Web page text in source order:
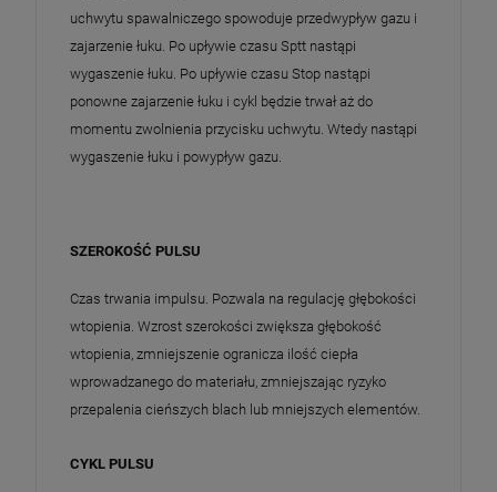
uchwytu spawalniczego spowoduje przedwypływ gazu i
zajarzenie łuku. Po upływie czasu Sptt nastąpi
wygaszenie łuku. Po upływie czasu Stop nastąpi
ponowne zajarzenie łuku i cykl będzie trwał aż do
momentu zwolnienia przycisku uchwytu. Wtedy nastąpi
wygaszenie łuku i powypływ gazu.
SZEROKOŚĆ PULSU
Czas trwania impulsu. Pozwala na regulację głębokości
wtopienia. Wzrost szerokości zwiększa głębokość
wtopienia, zmniejszenie ogranicza ilość ciepła
wprowadzanego do materiału, zmniejszając ryzyko
przepalenia cieńszych blach lub mniejszych elementów.
CYKL PULSU